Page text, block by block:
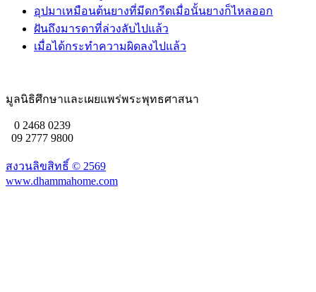
อุปมาเหมือนต้นยางที่มีดกรีดเมื่อนั้นยางก็ไหลออก
ฝันถึงมารดาที่ล่วงลับไปแล้ว
เมื่อได้กระทำความผิดลงไปแล้ว
มูลนิธิศึกษาและเผยแพร่พระพุทธศาสนา
0 2468 0239
09 2777 9800
สงวนลิขสิทธิ์ © 2569
www.dhammahome.com